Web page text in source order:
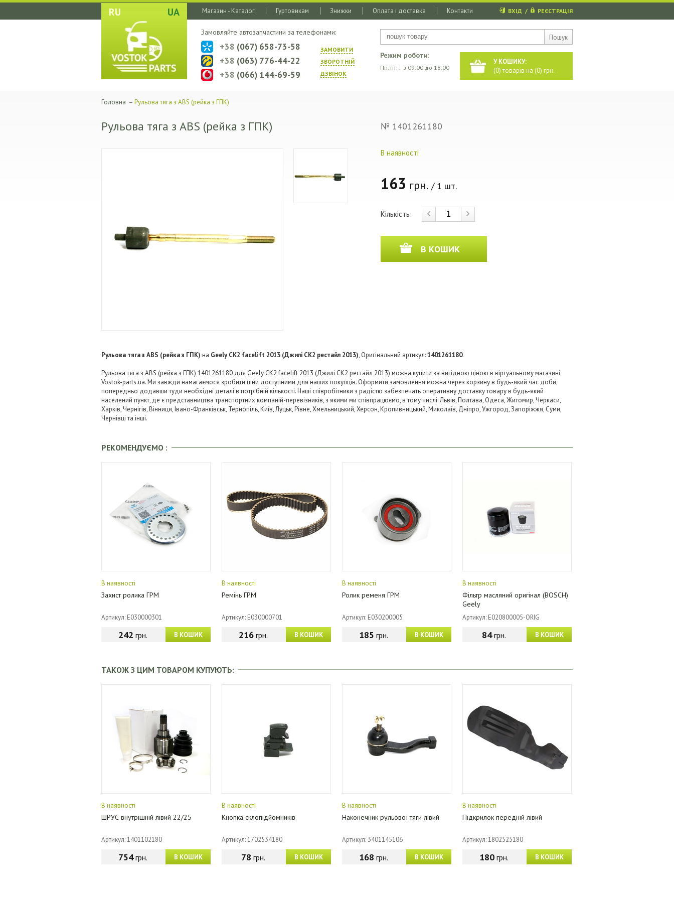
RU UA
Пошук
Магазин - Каталог Гуртовикам Знижки Оплата і доставка Контакти ВХІД / РЕЄСТРАЦІЯ
У КОШИКУ:
(0) товарів на (0) грн.
Режим роботи:
Пн.-пт. : з 09:00 до 18:00
Замовляйте автозапчастини за телефонами:
ЗАМОВИТИ
ЗВОРОТНIЙ
ДЗВIНОК
+38 (067) 658-73-58
+38 (063) 776-44-22
+38 (066) 144-69-59
Головна – Рульова тяга з ABS (рейка з ГПК)
Рульова тяга з ABS (рейка з ГПК) № 1401261180
В наявності
163 грн. / 1 шт.
Кількість:
В КОШИК
Рульова тяга з ABS (рейка з ГПК) на Geely CK2 facelift 2013 (Джилі СК2 рестайл 2013), Оригінальний артикул:1401261180.
Рульова тяга з ABS (рейка з ГПК) 1401261180 для Geely CK2 facelift 2013 (Джилі СК2 рестайл 2013) можна купити за вигідною ціною в віртуальному магазині
Vostok-parts.ua. Ми завжди намагаємося зробити ціни доступними для наших покупців. Оформити замовлення можна через корзину в будь-який час доби,
попередньо додавши туди необхідні деталі в потрібній кількості. Наші співробітники з радістю забезпечать оперативну доставку товару в будь-який
населений пункт, де є представництва транспортних компаній-перевізників, з якими ми співпрацюємо, в тому числі: Львів, Полтава, Одеса, Житомир, Черкаси,
Харків, Чернігів, Вінниця, Івано-Франківськ, Тернопіль, Київ, Луцьк, Рівне, Хмельницький, Херсон, Кропивницький, Миколаїв, Дніпро, Ужгород, Запоріжжя, Суми,
Чернівці та інші.
РЕКОМЕНДУЄМО :
В наявності
Захист ролика ГРМ
Артикул: E030000301
В КОШИК
242 грн.
В наявності
Ремінь ГРМ
Артикул: E030000701
В КОШИК
216грн.
В наявності
Ролик ременя ГРМ
Артикул: E030200005
В КОШИК
185 грн.
В наявності
Фільтр масляний оригінал (BOSCH)
Geely
Артикул: E020800005-ORIG
В КОШИК
84грн.
ТАКОЖ З ЦИМ ТОВАРОМ КУПУЮТЬ:
В наявності
ШРУС внутрішній лівий 22/25
Артикул: 1401102180
В КОШИК
754грн.
В наявності
Кнопка склопідйомників
Артикул: 1702534180
В КОШИК
78 грн.
В наявності
Наконечник рульової тяги лівий
Артикул: 3401145106
В КОШИК
168 грн.
В наявності
Підкрилок передній лівий
Артикул: 1802525180
В КОШИК
180грн.